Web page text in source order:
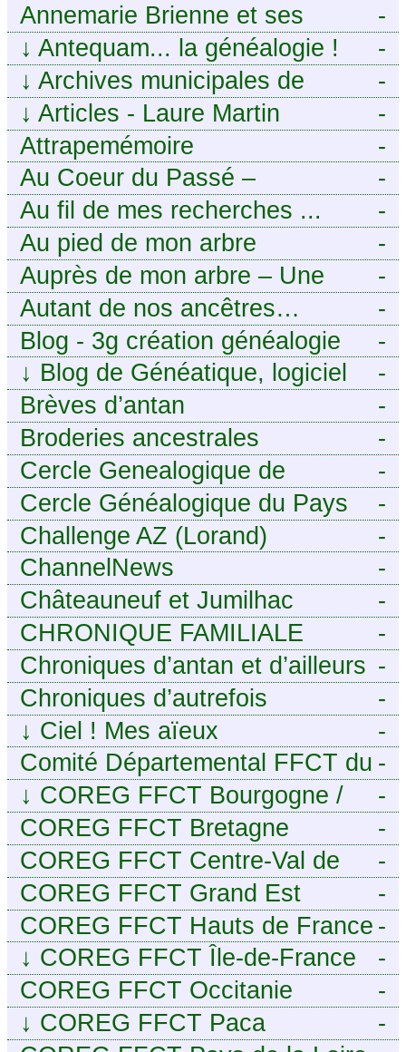
-
Annemarie Brienne et ses
challenges de A à Z
-
↓ Antequam... la généalogie !
-
↓ Archives municipales de
Montpellier
-
↓ Articles - Laure Martin
-
Attrapemémoire
-
Au Coeur du Passé –
Généalogie Familiale
-
Au fil de mes recherches ...
-
Au pied de mon arbre
-
Auprès de mon arbre – Une
histoire de racines
-
Autant de nos ancêtres…
-
Blog - 3g création généalogie
-
↓ Blog de Généatique, logiciel
de généalogie
-
Brèves d’antan
-
Broderies ancestrales
-
Cercle Genealogique de
l’Aveyron
-
Cercle Généalogique du Pays
de Caux - Seine-Maritime
-
Challenge AZ (Lorand)
-
ChannelNews
-
Châteauneuf et Jumilhac
-
CHRONIQUE FAMILIALE
-
Chroniques d’antan et d’ailleurs
-
Chroniques d’autrefois
-
↓ Ciel ! Mes aïeux
-
Comité Départemental FFCT du
Cher
-
↓ COREG FFCT Bourgogne /
Franche-Comté
-
COREG FFCT Bretagne
-
COREG FFCT Centre-Val de
Loire
-
COREG FFCT Grand Est
-
COREG FFCT Hauts de France
-
↓ COREG FFCT Île-de-France
-
COREG FFCT Occitanie
-
↓ COREG FFCT Paca